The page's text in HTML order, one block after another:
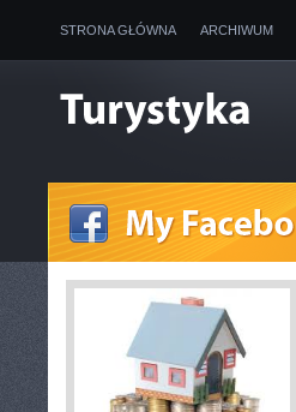
STRONA GŁÓWNA ARCHIWUM